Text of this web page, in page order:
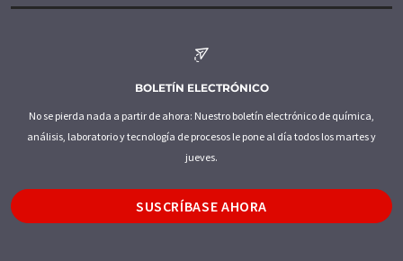
BOLETÍN ELECTRÓNICO
No se pierda nada a partir de ahora: Nuestro boletín electrónico de química,
análisis, laboratorio y tecnología de procesos le pone al día todos los martes y
jueves.
SUSCRÍBASE AHORA